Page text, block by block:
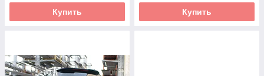
Купить Купить